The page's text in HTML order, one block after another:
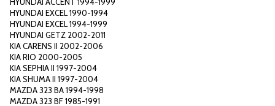
HYUNDAI EXCEL 1990-1994
HYUNDAI EXCEL 1994-1999
HYUNDAI GETZ 2002-2011
KIA CARENS II 2002-2006
KIA RIO 2000-2005
KIA SEPHIA II 1997-2004
KIA SHUMA II 1997-2004
MAZDA 323 BA 1994-1998
MAZDA 323 BF 1985-1991